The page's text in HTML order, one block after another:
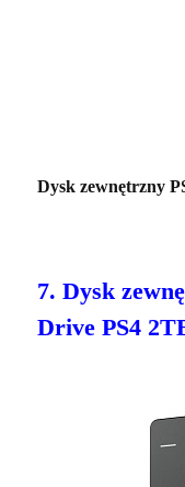
Dysk zewnętrzny
7. Dysk
Drive PS4